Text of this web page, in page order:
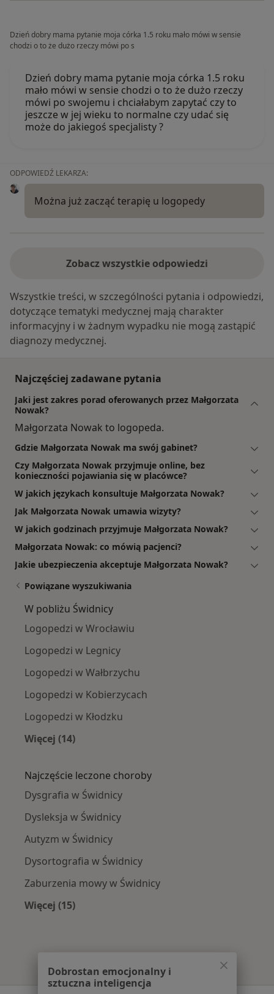
Dzień dobry mama pytanie moja córka 1.5 roku mało mówi w sensie
chodzi o to że dużo rzeczy mówi po s
Dzień dobry mama pytanie moja córka 1.5 roku
mało mówi w sensie chodzi o to że dużo rzeczy
mówi po swojemu i chciałabym zapytać czy to
jeszcze w jej wieku to normalne czy udać się
może do jakiegoś specjalisty ?
ODPOWIEDŹ LEKARZA:
Można już zacząć terapię u logopedy
Zobacz wszystkie odpowiedzi
Wszystkie treści, w szczególności pytania i odpowiedzi,
dotyczące tematyki medycznej mają charakter
informacyjny i w żadnym wypadku nie mogą zastąpić
diagnozy medycznej.
Najczęściej zadawane pytania
Jaki jest zakres porad oferowanych przez Małgorzata
Nowak?
Małgorzata Nowak to logopeda.
Gdzie Małgorzata Nowak ma swój gabinet?
Czy Małgorzata Nowak przyjmuje online, bez
konieczności pojawiania się w placówce?
W jakich językach konsultuje Małgorzata Nowak?
Jak Małgorzata Nowak umawia wizyty?
W jakich godzinach przyjmuje Małgorzata Nowak?
Małgorzata Nowak: co mówią pacjenci?
Jakie ubezpieczenia akceptuje Małgorzata Nowak?
Powiązane wyszukiwania
W pobliżu Świdnicy
Logopedzi w Wrocławiu
Logopedzi w Legnicy
Logopedzi w Wałbrzychu
Logopedzi w Kobierzycach
Logopedzi w Kłodzku
Więcej (14)
Najczęście leczone choroby
Dysgrafia w Świdnicy
Dysleksja w Świdnicy
Autyzm w Świdnicy
Dysortografia w Świdnicy
Zaburzenia mowy w Świdnicy
Więcej (15)
Dobrostan emocjonalny i
sztuczna inteligencja